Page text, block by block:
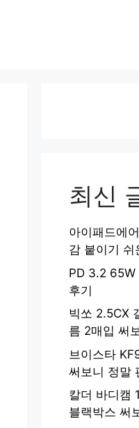
최신
아이패드에
감 붙이기 쉬
PD 3.2 65W
후기
빅쏘 2.5CX
름 2매입 써
브이스타
써보니 정말
칼더 바디캠
블랙박스 써